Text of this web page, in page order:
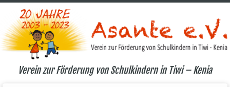
Verein zur Förderung von Schulkindern in Tiwi – Kenia